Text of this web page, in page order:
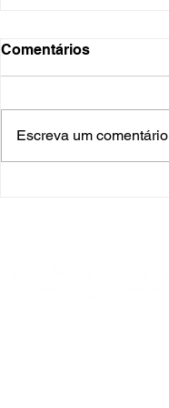
Comentários
Escreva um comentário